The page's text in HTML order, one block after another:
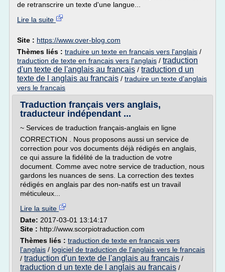
de retranscrire un texte d'une langue...
Lire la suite
Site : https://www.over-blog.com
Thèmes liés : traduire un texte en francais vers l'anglais /
traduction de texte en francais vers l'anglais / traduction
d'un texte de l'anglais au francais / traduction d un
texte de l anglais au francais / traduire un texte d'anglais
vers le francais
Traduction français vers anglais,
traducteur indépendant ...
~ Services de traduction français-anglais en ligne
CORRECTION . Nous proposons aussi un service de
correction pour vos documents déjà rédigés en anglais,
ce qui assure la fidélité de la traduction de votre
document. Comme avec notre service de traduction, nous
gardons les nuances de sens. La correction des textes
rédigés en anglais par des non-natifs est un travail
méticuleux...
Lire la suite
Date: 2017-03-01 13:14:17
Site : http://www.scorpiotraduction.com
Thèmes liés : traduction de texte en francais vers
l'anglais / logiciel de traduction de l'anglais vers le francais
/ traduction d'un texte de l'anglais au francais /
traduction d un texte de l anglais au francais /